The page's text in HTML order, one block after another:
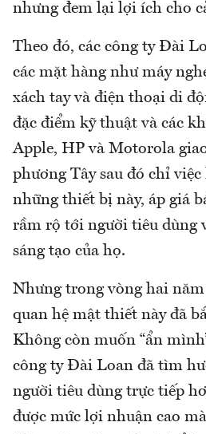
nhưng đem lại lợi ích cho
Theo đó, các công ty Đài
các mặt hàng như máy
xách tay và điện thoại di
đặc điểm kỹ thuật và các
Apple, HP và Motorola
phương Tây sau đó chỉ
những thiết bị này, áp giá
rầm rộ tới người tiêu dùng
sáng tạo của họ.
Nhưng trong vòng hai
quan hệ mật thiết này đã
Không còn muốn “ẩn
công ty Đài Loan đã tìm
người tiêu dùng trực tiếp
được mức lợi nhuận cao